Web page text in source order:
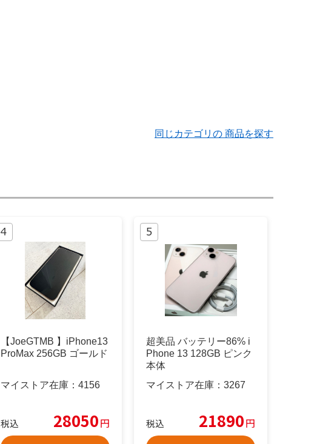
同じカテゴリの 商品を探す
【JoeGTMB 】iPhone13
ProMax 256GB ゴールド
マイストア在庫： 4156
税込 28050円
超美品 バッテリー86% i
Phone 13 128GB ピンク
本体
マイストア在庫： 3267
税込 21890円